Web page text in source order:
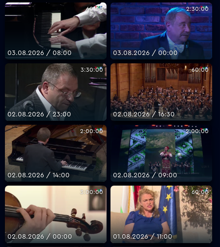
60:00
03.08.2026 / 08:00
2:30:00
03.08.2026 / 00:00
3:30:00
02.08.2026 / 23:00
60:00
02.08.2026 / 16:30
2:00:00
02.08.2026 / 14:00
2:00:00
02.08.2026 / 09:00
3:00:00
02.08.2026 / 00:00
60:00
01.08.2026 / 11:00